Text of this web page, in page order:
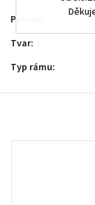
Pohlaví
Tvar:
Typ rámu: